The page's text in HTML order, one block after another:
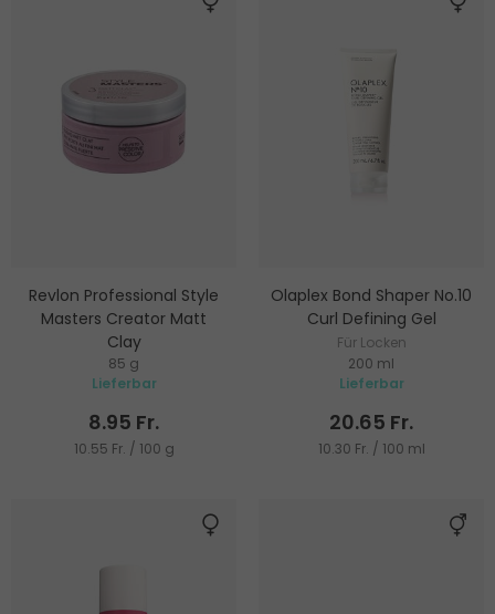
Revlon Professional Style
Masters Creator Matt
Clay
Mattierender Modellierlehm
85 g
Lieferbar
8.95 Fr.
10.55 Fr. / 100 g
Olaplex Bond Shaper No.10
Curl Defining Gel
Für Locken
200 ml
Lieferbar
20.65 Fr.
10.30 Fr. / 100 ml